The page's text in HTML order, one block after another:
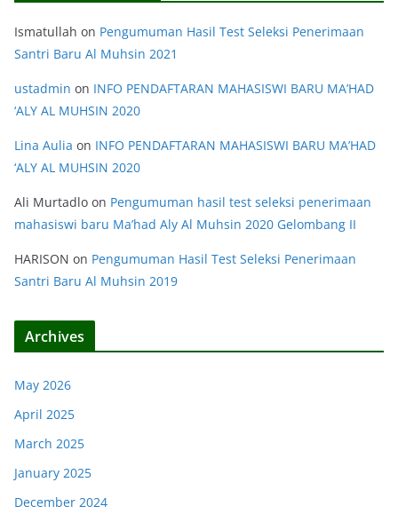
Ismatullah on Pengumuman Hasil Test Seleksi Penerimaan
Santri Baru Al Muhsin 2021
ustadmin on INFO PENDAFTARAN MAHASISWI BARU MA’HAD
‘ALY AL MUHSIN 2020
Lina Aulia on INFO PENDAFTARAN MAHASISWI BARU MA’HAD
‘ALY AL MUHSIN 2020
Ali Murtadlo on Pengumuman hasil test seleksi penerimaan
mahasiswi baru Ma’had Aly Al Muhsin 2020 Gelombang II
HARISON on Pengumuman Hasil Test Seleksi Penerimaan
Santri Baru Al Muhsin 2019
Archives
May 2026
April 2025
March 2025
January 2025
December 2024